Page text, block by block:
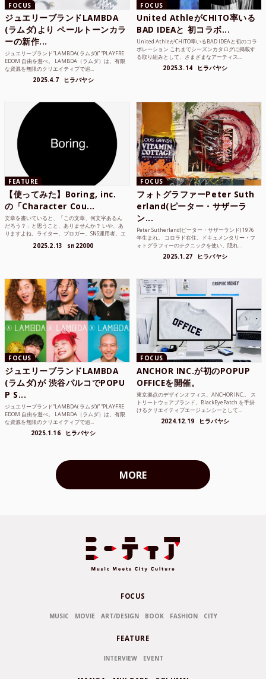
FOCUS
ジュエリーブランドLAMBDA
(ラムダ)より ペールトーンカラ
ーの新作...
ジュエリーブランド“LAMBDA( ラムダ))” “PLAYFRE
EDOM 自由を遊べ。 LAMBDA（ラムダ）は、有限
な資源を無限のクリエイティブで追...
2025.4.7 ヒラバヤシ
FOCUS
United AthleがCHITO率いる
BAD IDEAと 初コラボ...
United AthleがCHITO率いるBAD IDEAと初のコラ
ボレーション これまでシーズンカタログに掲載す
る取り組みとして、さまざまなアーティス...
2025.3.14 ヒラバヤシ
FEATURE
【使ってみた】Boring, inc.
の「Character Cou...
文章を書いていると、「この文章、何文字あるん
だろう？」と思うこと、ありませんか？ いや、あ
りますよね。ライター、ブロガー、SNS運用者、エ
2025.2.13 sn22000
FOCUS
フォトグラファーPeter Suth
erland(ピーター・サザーラ
ン...
Peter Sutherland(ピーター・サザーランド) 1976
年生まれ。 コロラド在住。ドキュメンタリー・フ
ォトグラフィーのテクニックを使い、隠れ...
2025.1.27 ヒラバヤシ
FOCUS
ジュエリーブランドLAMBDA
(ラムダ)が 渋谷パルコでPOPU
P S...
ジュエリーブランド“LAMBDA( ラムダ))” “PLAYFRE
EDOM 自由を遊べ。 LAMBDA（ラムダ）は、有限
な資源を無限のクリエイティブで追...
2025.1.16 ヒラバヤシ
FOCUS
ANCHOR INC.が初のPOPUP
OFFICEを開催。
東京拠点のデザインオフィス、ANCHOR INC.。 ス
トリートウェアブランド、BlackEyePatch を手掛
けるクリエイティブエージェンシーとして...
2024.12.19 ヒラバヤシ
MORE
FOCUS
MUSIC MOVIE ART/DESIGN BOOK FASHION CITY
FEATURE
INTERVIEW EVENT